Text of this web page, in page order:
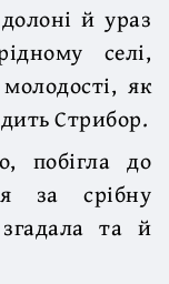
й ураз
селі,
як
Стрибор.
побігла до
за срібну
та й